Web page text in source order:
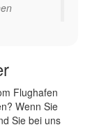
Flughafen
Wenn Sie
Sie bei uns